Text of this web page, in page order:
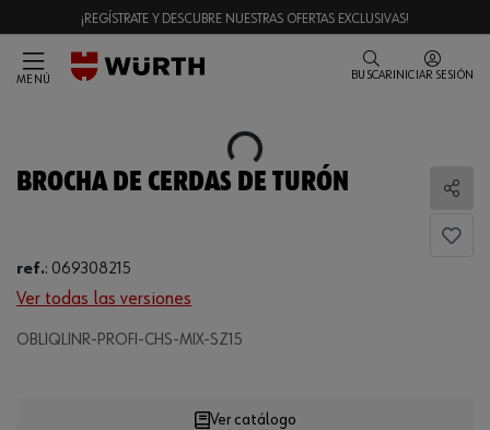
¡REGÍSTRATE Y DESCUBRE NUESTRAS OFERTAS EXCLUSIVAS!
MENÚ BUSCAR INICIAR SESIÓN
Loading...
BROCHA DE CERDAS DE TURÓN
ref.: 069308215
Ver todas las versiones
OBLIQLINR-PROFI-CHS-MIX-SZ15Loading...
Ver catálogo